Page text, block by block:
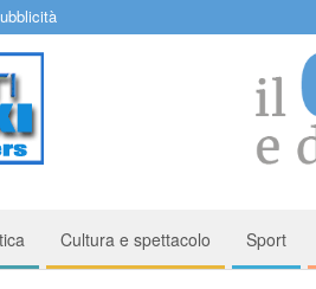
Cultura e spettacolo Sport